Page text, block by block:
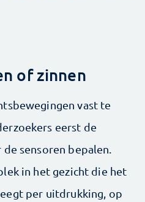
of zinnen
vast te
eerst de
sensoren bepalen.
in het gezicht die het
per uitdrukking, op